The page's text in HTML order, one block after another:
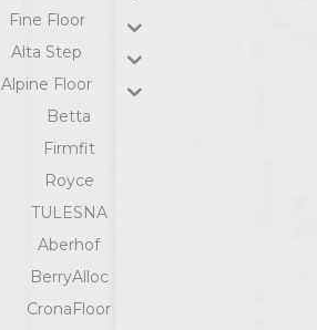
Fine Floor
Alta Step
Alpine Floor
Betta
Firmfit
Royce
TULESNA
Aberhof
BerryAlloc
CronaFloor